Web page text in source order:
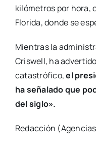
kilómetros por hora,
Florida, donde se
Mientras la
Criswell, ha
catastrófico,el
ha señalado que
del siglo».
Redacción